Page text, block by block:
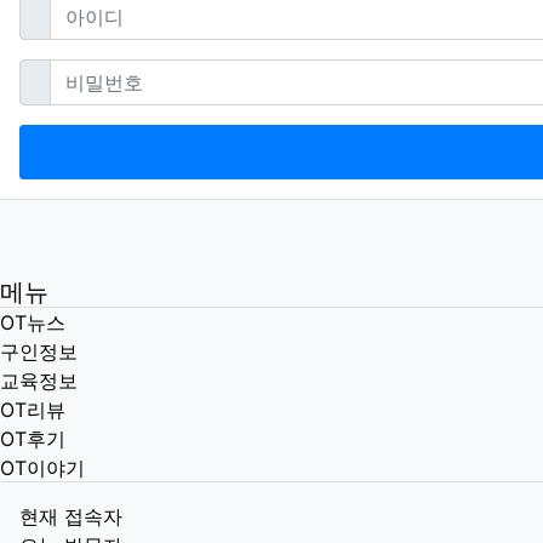
아이디필수
비밀번호필수
메뉴
OT뉴스
구인정보
교육정보
OT리뷰
OT후기
OT이야기
현재 접속자